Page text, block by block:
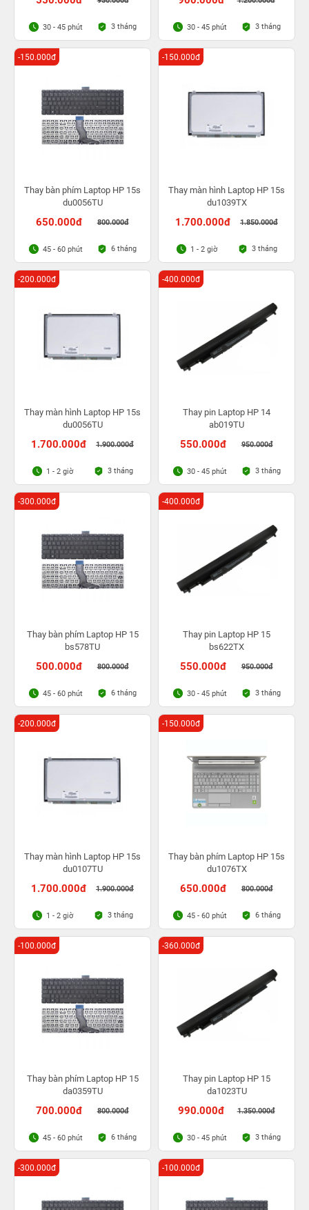
30 - 45 phút 3 tháng 30 - 45 phút 3 tháng
Thay bàn phím Laptop HP 15s
du0056TU
650.000đ 800.000đ
-150.000đ
45 - 60 phút 6 tháng
Thay màn hình Laptop HP 15s
du1039TX
1.700.000đ 1.850.000đ
-150.000đ
1 - 2 giờ 3 tháng
Thay màn hình Laptop HP 15s
du0056TU
1.700.000đ 1.900.000đ
-200.000đ
1 - 2 giờ 3 tháng
Thay pin Laptop HP 14
ab019TU
550.000đ 950.000đ
-400.000đ
30 - 45 phút 3 tháng
Thay bàn phím Laptop HP 15
bs578TU
500.000đ 800.000đ
-300.000đ
45 - 60 phút 6 tháng
Thay pin Laptop HP 15
bs622TX
550.000đ 950.000đ
-400.000đ
30 - 45 phút 3 tháng
Thay màn hình Laptop HP 15s
du0107TU
1.700.000đ 1.900.000đ
-200.000đ
1 - 2 giờ 3 tháng
Thay bàn phím Laptop HP 15s
du1076TX
650.000đ 800.000đ
-150.000đ
45 - 60 phút 6 tháng
Thay bàn phím Laptop HP 15
da0359TU
700.000đ 800.000đ
-100.000đ
45 - 60 phút 6 tháng
Thay pin Laptop HP 15
da1023TU
990.000đ 1.350.000đ
-360.000đ
30 - 45 phút 3 tháng
-300.000đ -100.000đ